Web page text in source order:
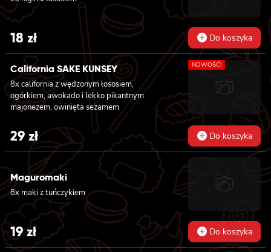
18 zł Do koszyka
California SAKE KUNSEY
8x california z wędzonym łososiem,
ogórkiem, awokado i lekko pikantnym
majonezem, owinięta sezamem
NOWOŚĆ!
29 zł Do koszyka
Maguromaki
8x maki z tuńczykiem
19zł Do koszyka